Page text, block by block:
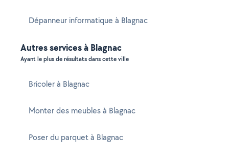
Dépanneur informatique à Blagnac
Autres services à Blagnac
Ayant le plus de résultats dans cette ville
Bricoler à Blagnac
Monter des meubles à Blagnac
Poser du parquet à Blagnac